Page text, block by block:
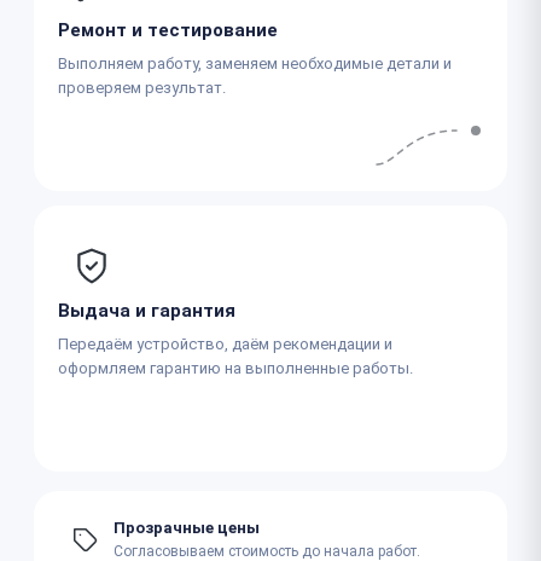
Ремонт и тестирование
Выполняем работу, заменяем необходимые детали и
проверяем результат.
Выдача и гарантия
Передаём устройство, даём рекомендации и
оформляем гарантию на выполненные работы.
Прозрачные цены
Согласовываем стоимость до начала работ.